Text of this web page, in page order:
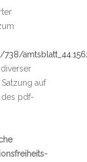
auf
des pdf-